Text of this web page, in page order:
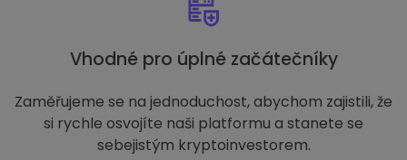
Vhodné pro úplné začátečníky
Zaměřujeme se na jednoduchost, abychom zajistili, že
si rychle osvojíte naši platformu a stanete se
sebejistým kryptoinvestorem.